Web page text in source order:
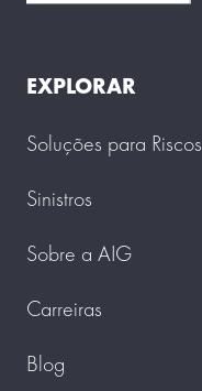
EXPLORAR
Soluções para Riscos
Sinistros
Sobre a AIG
Carreiras
Blog